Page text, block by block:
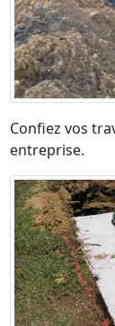
Confiez vos
entreprise.